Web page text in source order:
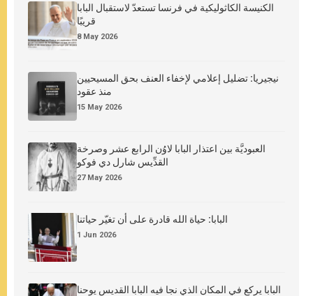
الكنيسة الكاثوليكية في فرنسا تستعدّ لاستقبال البابا
قريبًا
8 May 2026
نيجيريا: تضليل إعلامي لإخفاء العنف بحق المسيحيين
منذ عقود
15 May 2026
العبوديَّة بين اعتذار البابا لاوُن الرابع عشر وصرخة
القدِّيس شارل دي فوكو
27 May 2026
البابا: حياة الله قادرة على أن تغيّر حياتنا
1 Jun 2026
البابا يركع في المكان الذي نجا فيه البابا القديس يوحنا